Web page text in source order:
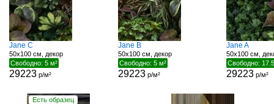
Jane C
50x100 см, декор
Свободно: 5 м²
29223 р/м²
Jane B
50x100 см, декор
Свободно: 5 м²
29223р/м²
Jane A
50x100 см,
Свободно:
29223р/м²
Есть образец